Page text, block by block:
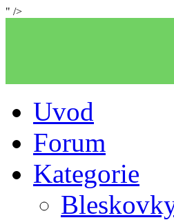
" />
Uvod
Forum
Kategorie